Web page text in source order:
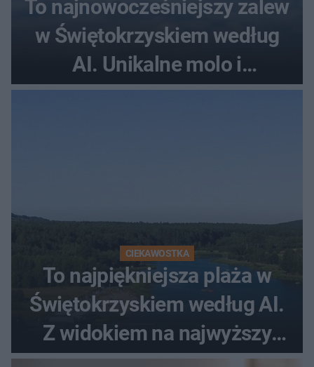
To najnowocześniejszy zalew
w Świętokrzyskiem według
AI. Unikalne molo i
promenada
CIEKAWOSTKA
To najpiękniejsza plaża w
Świętokrzyskiem według AI.
Z widokiem na najwyższy
szczyt Gór Świętokrzyskich